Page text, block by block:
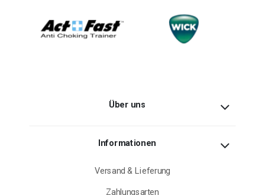
Über uns
Informationen
Versand & Lieferung
Zahlungsarten